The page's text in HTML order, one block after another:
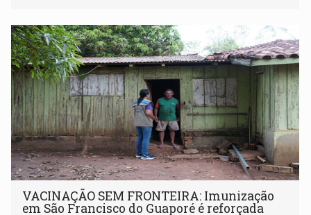
VACINAÇÃO SEM FRONTEIRA: Imunização
em São Francisco do Guaporé é reforçada